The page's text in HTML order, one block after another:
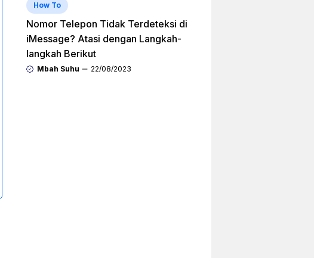
How To
Nomor Telepon Tidak Terdeteksi di
iMessage? Atasi dengan Langkah-
langkah Berikut
Mbah Suhu 22/08/2023